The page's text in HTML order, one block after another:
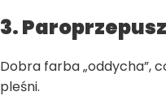
3.
Dobra farba „oddycha”,
pleśni.